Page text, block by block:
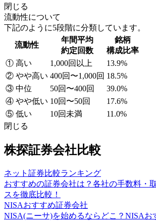
閉じる
流動性について
下記のように5段階に分類しています。
流動性
年間平均
約定回数
銘柄
構成比率
① 高い
1,000回以上
13.9%
② やや高い 400回〜1,000回 18.5%
③ 中位
50回〜400回
39.0%
④ やや低い 10回〜50回
17.6%
⑤ 低い
10回未満
11.0%
閉じる
株探証券会社比較
ネット証券比較ランキング
おすすめの証券会社は？各社の手数料・
スを徹底比較！
NISAおすすめ証券会社
NISA(ニーサ)を始めるならどこ？NISAお